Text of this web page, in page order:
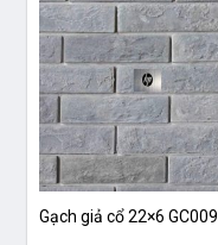
Gạch giả cổ 22×6 GC009